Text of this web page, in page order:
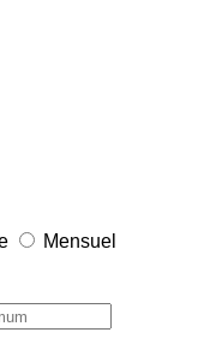
Mensuel